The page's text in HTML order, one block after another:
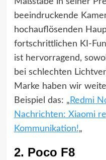
beeindruckende
hochauflösenden
fortschrittlichen KI-
ist hervorragend,
bei schlechten
Marke haben wir
Beispiel das: „ Redmi
Nachrichten: Xiaomi
Kommunikation!„
2. Poco F8